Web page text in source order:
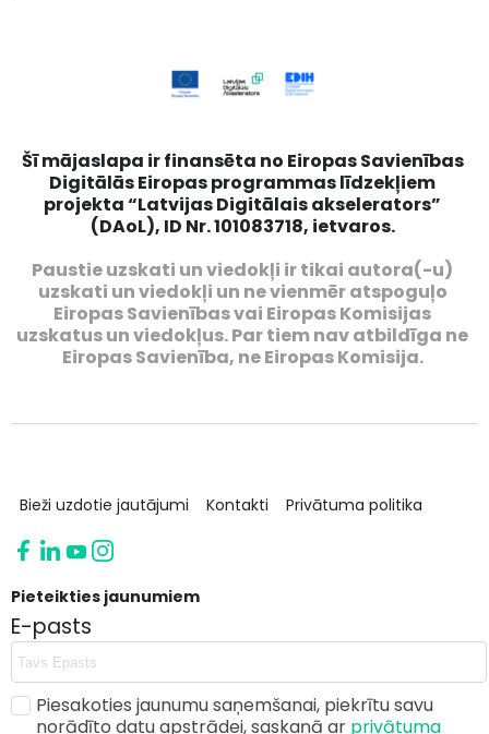
Šī mājaslapa ir finansēta no Eiropas Savienības
Digitālās Eiropas programmas līdzekļiem
projekta “Latvijas Digitālais akselerators”
(DAoL), ID Nr. 101083718, ietvaros.
Paustie uzskati un viedokļi ir tikai autora(-u)
uzskati un viedokļi un ne vienmēr atspoguļo
Eiropas Savienības vai Eiropas Komisijas
uzskatus un viedokļus. Par tiem nav atbildīga ne
Eiropas Savienība, ne Eiropas Komisija.
Bieži uzdotie jautājumi Kontakti Privātuma politika
Pieteikties jaunumiem
E-pasts
Piesakoties jaunumu saņemšanai, piekrītu savu
norādīto datu apstrādei, saskaņā ar privātuma